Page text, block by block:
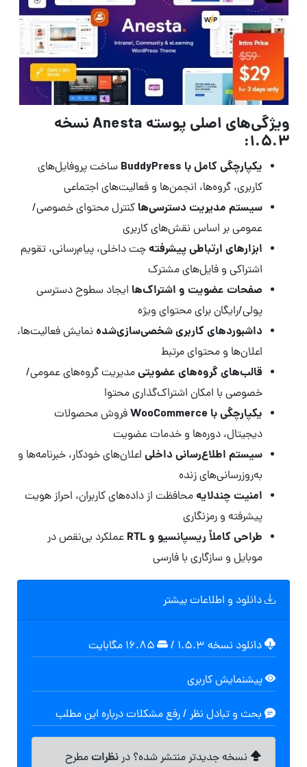
ویژگی‌های اصلی پوسته Anesta نسخه
1.5.3:
یکپارچگی کامل با BuddyPress
ساخت پروفایل‌های
کاربری، گروه‌ها، انجمن‌ها و فعالیت‌های اجتماعی
سیستم مدیریت دسترسی‌ها کنترل محتوای خصوصی/
عمومی بر اساس نقش‌های کاربری
ابزارهای ارتباطی پیشرفتهچت داخلی، پیام‌رسانی، تقویم
اشتراکی و فایل‌های مشترک
صفحات عضویت و اشتراک‌ها ایجاد سطوح دسترسی
پولی/رایگان برای محتوای ویژه
داشبوردهای کاربری شخصی‌سازی‌شده نمایش فعالیت‌ها،
اعلان‌ها و محتوای مرتبط
قالب‌های گروه‌های عضویتیمدیریت گروه‌های عمومی/
خصوصی با امکان اشتراک‌گذاری محتوا
یکپارچگی با WooCommerce
فروش محصولات
دیجیتال، دوره‌ها و خدمات عضویت
سیستم اطلاع‌رسانی داخلی اعلان‌های خودکار، خبرنامه‌ها و
به‌روزرسانی‌های زنده
امنیت چندلایهمحافظت از داده‌های کاربران، احراز هویت
پیشرفته و رمزنگاری
طراحی کاملاً ریسپانسیو و RTL
عملکرد بی‌نقص در
موبایل و سازگاری با فارسی
دانلود و اطلاعات بیشتر
دانلود نسخه ۱.۵.۳ /
پیشنمایش کاربری
بحث و تبادل نظر / رفع مشکلات درباره این مطلب
نسخه جدیدتر منتشر شده؟ درنظراتمطرح